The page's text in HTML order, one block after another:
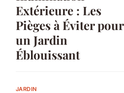
Extérieure : Les
Pièges à Éviter pour
un Jardin
Éblouissant
JARDIN